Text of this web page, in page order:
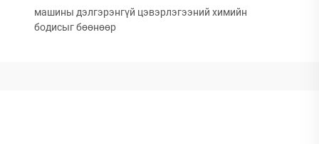
машины дэлгэрэнгүй цэвэрлэгээний химийн
бодисыг бөөнөөр